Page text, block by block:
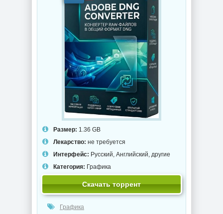
Размер: 1.36 GB
Лекарство: не требуется
Интерфейс: Русский, Английский, другие
Категория: Графика
Скачать торрент
Графика